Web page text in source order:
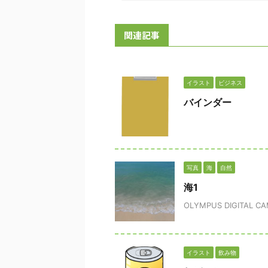
関連記事
イラスト ビジネス
バインダー
写真 海 自然
海1
OLYMPUS DIGITAL
イラスト 飲み物